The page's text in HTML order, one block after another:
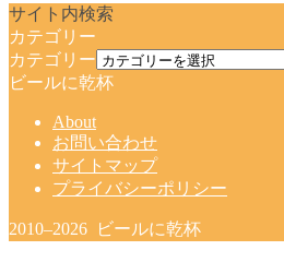
サイト内検索
カテゴリー
カテゴリー
ビールに乾杯
About
お問い合わせ
サイトマップ
プライバシーポリシー
2010–2026 ビールに乾杯